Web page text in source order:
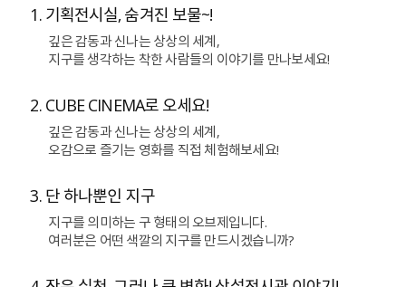
1. 기획전시실, 숨겨진 보물~!
깊은 감동과 신나는 상상의 세계,
지구를 생각하는 착한 사람들의 이야기를 만나보세요!
2. CUBE CINEMA로 오세요!
깊은 감동과 신나는 상상의 세계,
오감으로 즐기는 영화를 직접 체험해보세요!
3. 단 하나뿐인 지구
지구를 의미하는 구 형태의 오브제입니다.
여러분은 어떤 색깔의 지구를 만드시겠습니까?